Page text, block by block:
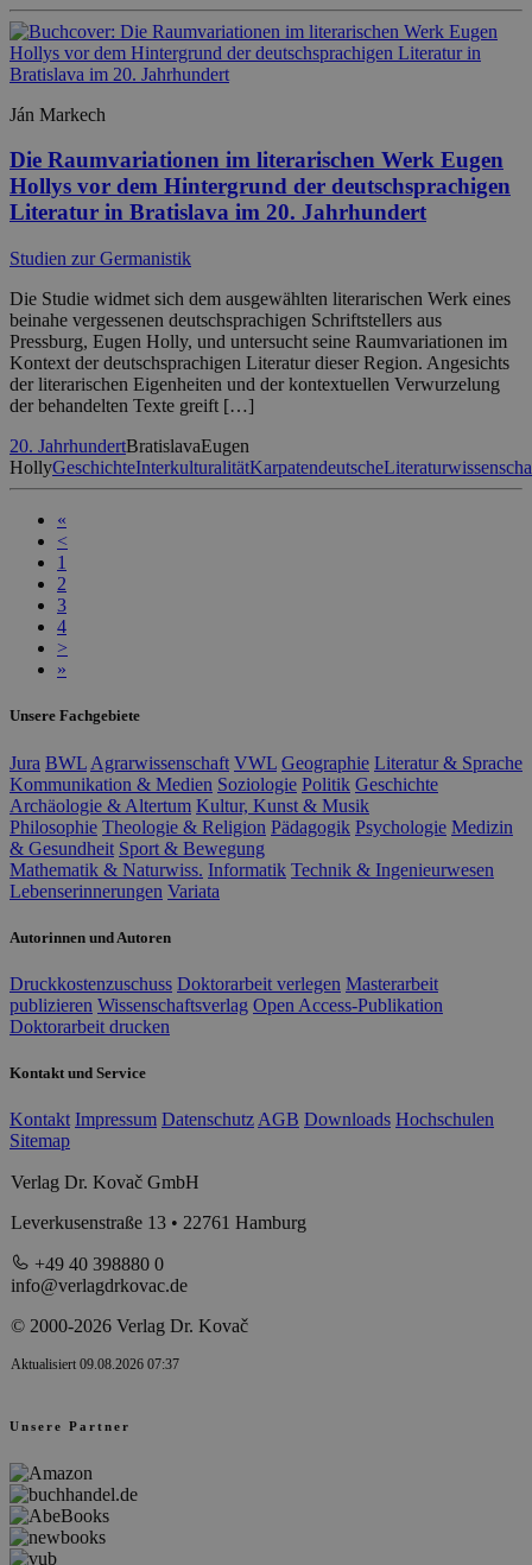
Ján Markech
Die Raumvariationen im literarischen Werk Eugen
Hollys vor dem Hintergrund der deutschsprachigen
Literatur in Bratislava im 20. Jahrhundert
Studien zur Germanistik
Die Studie widmet sich dem ausgewählten literarischen Werk eines
beinahe vergessenen deutschsprachigen Schriftstellers aus
Pressburg, Eugen Holly, und untersucht seine Raumvariationen im
Kontext der deutschsprachigen Literatur dieser Region. Angesichts
der literarischen Eigenheiten und der kontextuellen Verwurzelung
der behandelten Texte greift […]
20. JahrhundertBratislavaEugen
HollyGeschichteInterkulturalitätKarpatendeutsche
«
<
1
2
3
4
>
»
Unsere Fachgebiete
Jura BWL Agrarwissenschaft VWL Geographie Literatur & Sprache
Kommunikation & Medien Soziologie Politik Geschichte
Archäologie & Altertum Kultur, Kunst & Musik
Philosophie Theologie & Religion Pädagogik Psychologie Medizin
& Gesundheit Sport & Bewegung
Mathematik & Naturwiss. Informatik Technik & Ingenieurwesen
Lebenserinnerungen Variata
Autorinnen und Autoren
Druckkostenzuschuss Doktorarbeit verlegen Masterarbeit
publizieren Wissenschaftsverlag Open Access-Publikation
Doktorarbeit drucken
Kontakt und Service
Kontakt Impressum Datenschutz AGB Downloads Hochschulen
Sitemap
Verlag Dr. Kovač GmbH
Leverkusenstraße 13 • 22761 Hamburg
+49 40 398880 0
info@verlagdrkovac.de
© 2000-2026 Verlag Dr. Kovač
Aktualisiert 09.08.2026 07:37
Unsere Partner